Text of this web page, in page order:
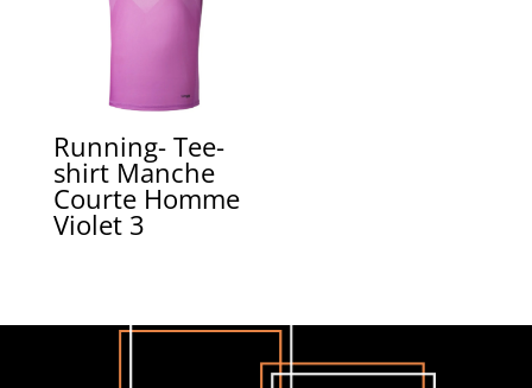
Running- Tee-
shirt Manche
Courte Homme
Violet 3